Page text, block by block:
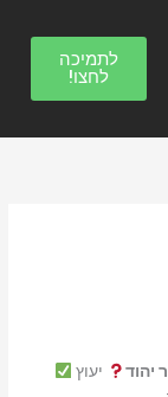
לתמיכה
לחצו!
יהוד
יעוץ